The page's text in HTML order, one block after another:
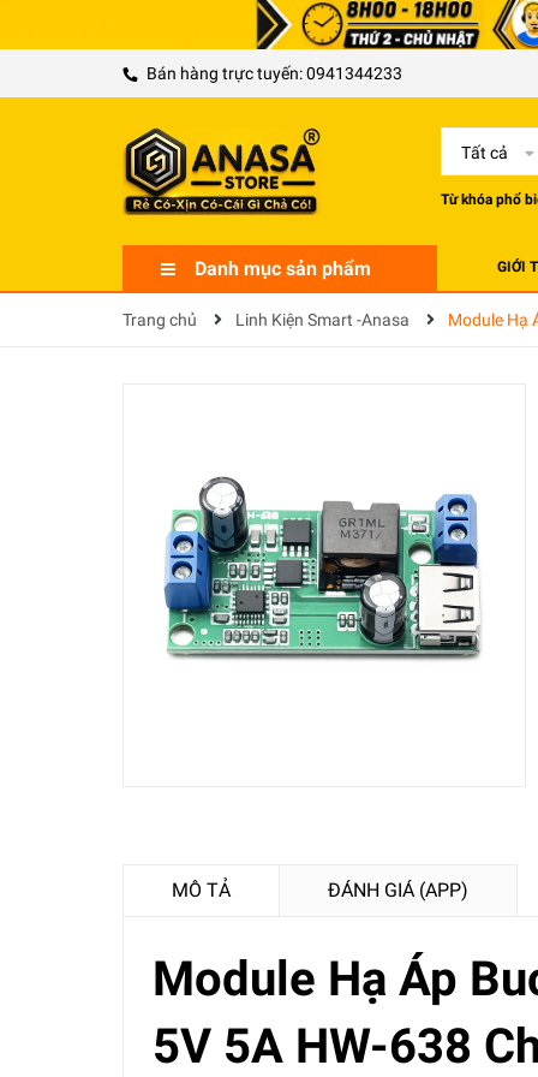
Bán hàng trực tuyến:0941344233
Tất cả
Từ khóa phổ
Danh mục sản phẩm GIỚI
Trang chủ Linh Kiện Smart -Anasa Module Hạ
MÔ TẢ ĐÁNH GIÁ (APP)
Module Hạ Áp
5V 5A HW-638